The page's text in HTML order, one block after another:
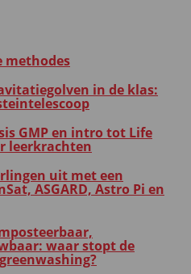
methodes
in de klas:
GMP en intro tot Life
leerkrachten
uit met een
ASGARD, Astro Pi en
waar stopt de